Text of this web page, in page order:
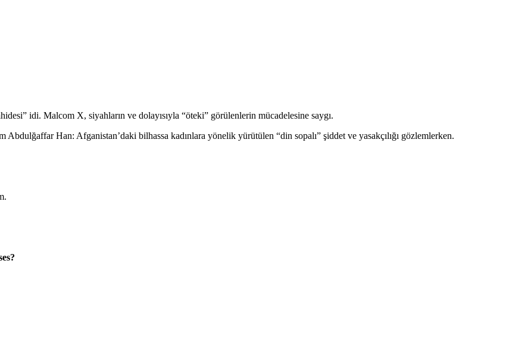
idi. Malcom X, siyahların ve dolayısıyla “öteki” görülenlerin mücadelesine saygı.
Han: Afganistan’daki bilhassa kadınlara yönelik yürütülen “din sopalı” şiddet ve yasakçılığı gözlemlerken.